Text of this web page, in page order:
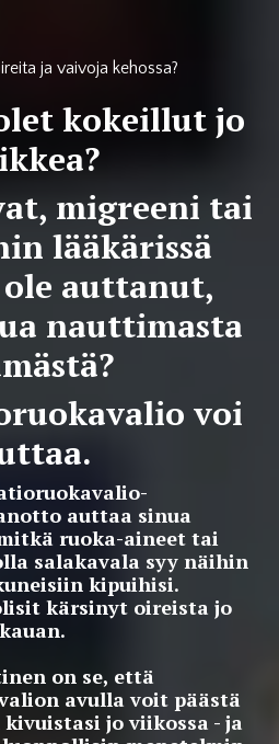
ja vaivoja kehossa?
kokeillut jo
migreeni tai
lääkärissä
auttanut,
nauttimasta
voi
auttaa sinua
ruoka-aineet tai
salakavala syy näihin
kipuihisi.
kärsinyt oireista jo
kauan.
on se, että
avulla voit päästä
kivuistasi jo viikossa - ja